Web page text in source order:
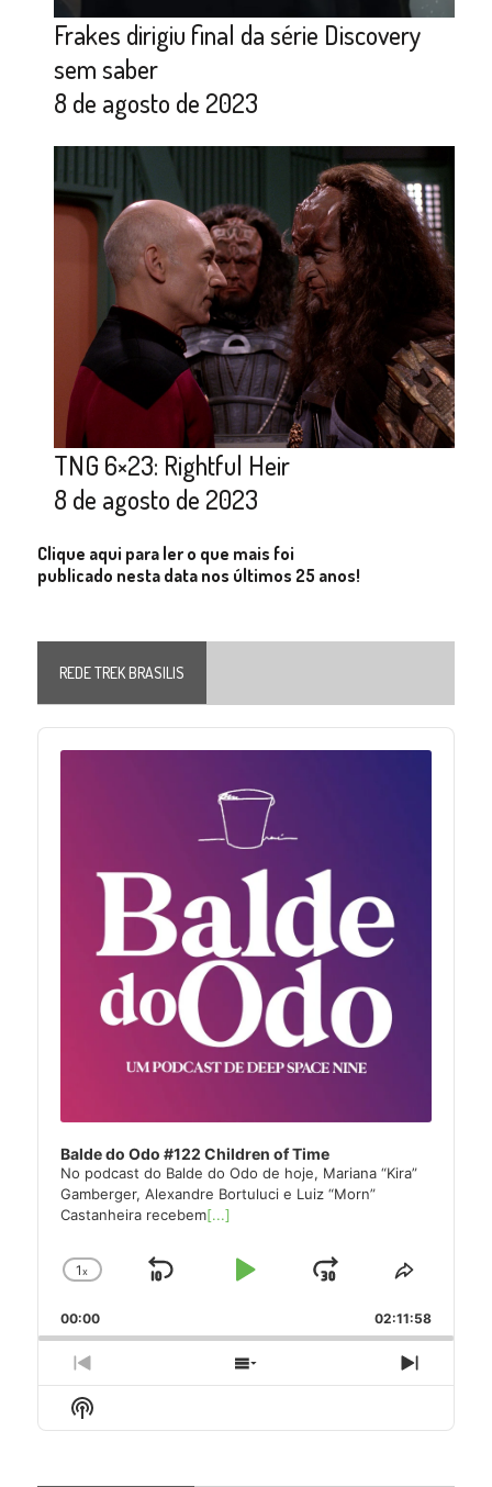
Frakes dirigiu final da série Discovery
sem saber
8 de agosto de 2023
TNG 6×23: Rightful Heir
8 de agosto de 2023
Clique aqui para ler o que mais foi
publicado nesta data nos últimos 25 anos!
REDE TREK BRASILIS
Audio
Player
Balde do Odo #122 Children of Time
No podcast do Balde do Odo de hoje, Mariana “Kira”
Gamberger, Alexandre Bortuluci e Luiz “Morn”
Castanheira recebem[...]
Change
Rate
1x
Skip
Play
Jump
Forward
Share
Episode
00:00 02:11:58
Previous
Episode
Show
Episodes
Next
Episode
Show
Podcast